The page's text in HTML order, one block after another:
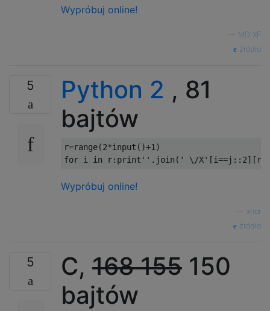
Wypróbuj online!
MD XF
źródło
5 Python 2 , 81
bajtów
r=range(2*input ()+1)
for i in r: print '' . join ( ' \/X' [i==j :: 2][ r
Wypróbuj online!
xnor
źródło
5 C, 168155 150
bajtów